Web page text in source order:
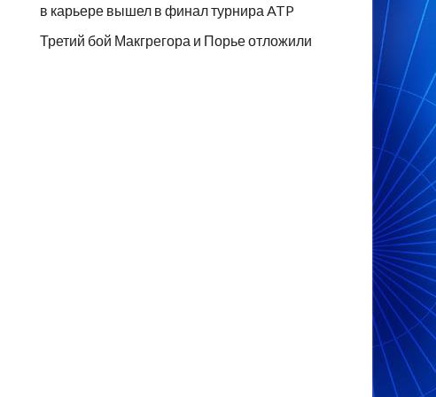
в карьере вышел в финал турнира ATP
Третий бой Макгрегора и Порье отложили